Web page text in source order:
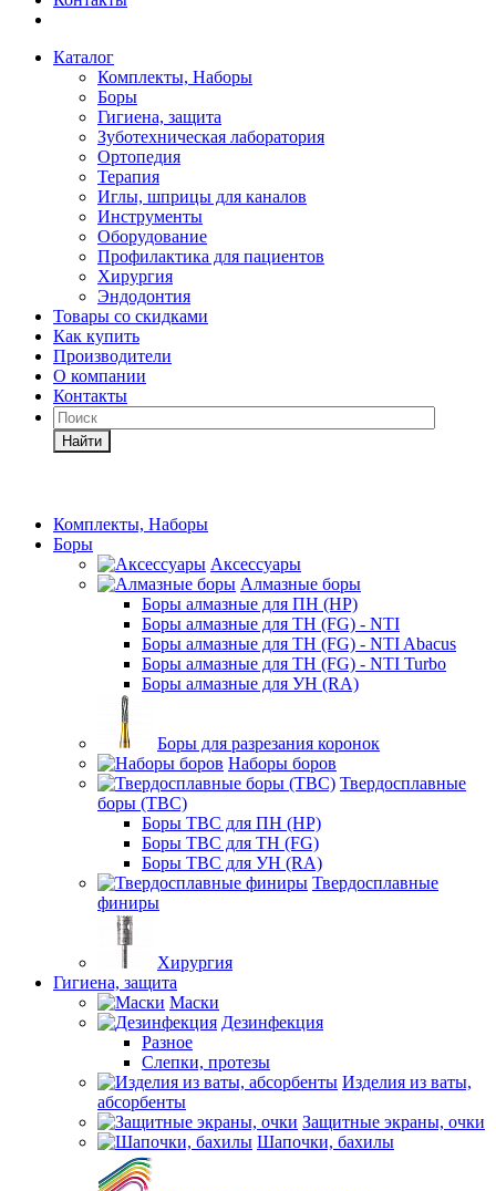
Каталог
Комплекты, Наборы
Боры
Гигиена, защита
Зуботехническая лаборатория
Ортопедия
Терапия
Иглы, шприцы для каналов
Инструменты
Оборудование
Профилактика для пациентов
Хирургия
Эндодонтия
Товары со скидками
Как купить
Производители
О компании
Контакты
Найти
Комплекты, Наборы
Боры
Аксессуары
Алмазные боры
Боры алмазные для ПН (HP)
Боры алмазные для ТН (FG) - NTI
Боры алмазные для ТН (FG) - NTI Abacus
Боры алмазные для ТН (FG) - NTI Turbo
Боры алмазные для УН (RA)
Боры для разрезания коронок
Наборы боров
Твердосплавные
боры (ТВС)
Боры ТВС для ПН (HP)
Боры ТВС для ТН (FG)
Боры ТВС для УН (RA)
Твердосплавные
финиры
Хирургия
Гигиена, защита
Маски
Дезинфекция
Разное
Слепки, протезы
Изделия из ваты,
абсорбенты
Защитные экраны, очки
Шапочки, бахилы